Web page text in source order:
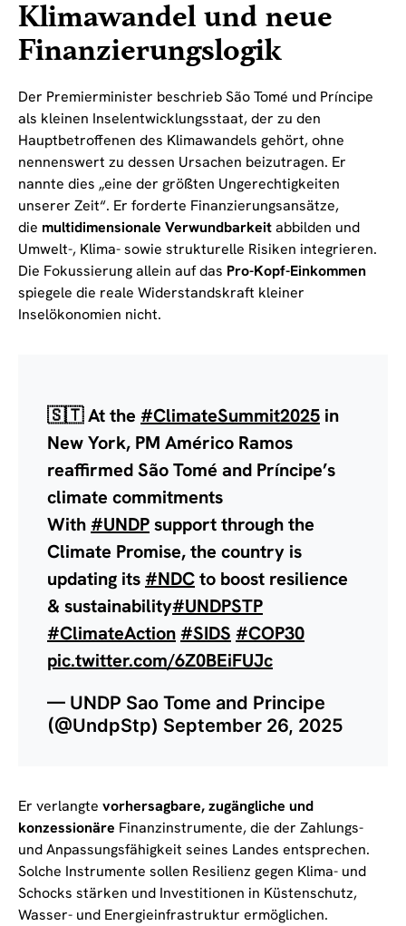
Klimawandel und neue
Finanzierungslogik
Der Premierminister beschrieb São Tomé und Príncipe
als kleinen Inselentwicklungsstaat, der zu den
Hauptbetroffenen des Klimawandels gehört, ohne
nennenswert zu dessen Ursachen beizutragen. Er
nannte dies „eine der größten Ungerechtigkeiten
unserer Zeit“. Er forderte Finanzierungsansätze,
die multidimensionale Verwundbarkeitabbilden und
Umwelt-, Klima- sowie strukturelle Risiken integrieren.
Die Fokussierung allein auf das Pro-Kopf-Einkommen
spiegele die reale Widerstandskraft kleiner
Inselökonomien nicht.
🇸🇹 At the #ClimateSummit2025 in
New York, PM Américo Ramos
reaffirmed São Tomé and Príncipe’s
climate commitments
With #UNDPsupport through the
Climate Promise, the country is
updating its #NDCto boost resilience
& sustainability#UNDPSTP
#ClimateAction #SIDS #COP30
pic.twitter.com/6Z0BEiFUJc
— UNDP Sao Tome and Principe
(@UndpStp) September 26, 2025
Er verlangte vorhersagbare, zugängliche und
konzessionäre Finanzinstrumente, die der Zahlungs-
und Anpassungsfähigkeit seines Landes entsprechen.
Solche Instrumente sollen Resilienz gegen Klima- und
Schocks stärken und Investitionen in Küstenschutz,
Wasser- und Energieinfrastruktur ermöglichen.